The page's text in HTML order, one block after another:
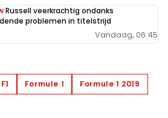
Russell veerkrachtig ondanks
problemen in titelstrijd
Vandaag, 06:45
F1 Formule 1
Formule 1 2019